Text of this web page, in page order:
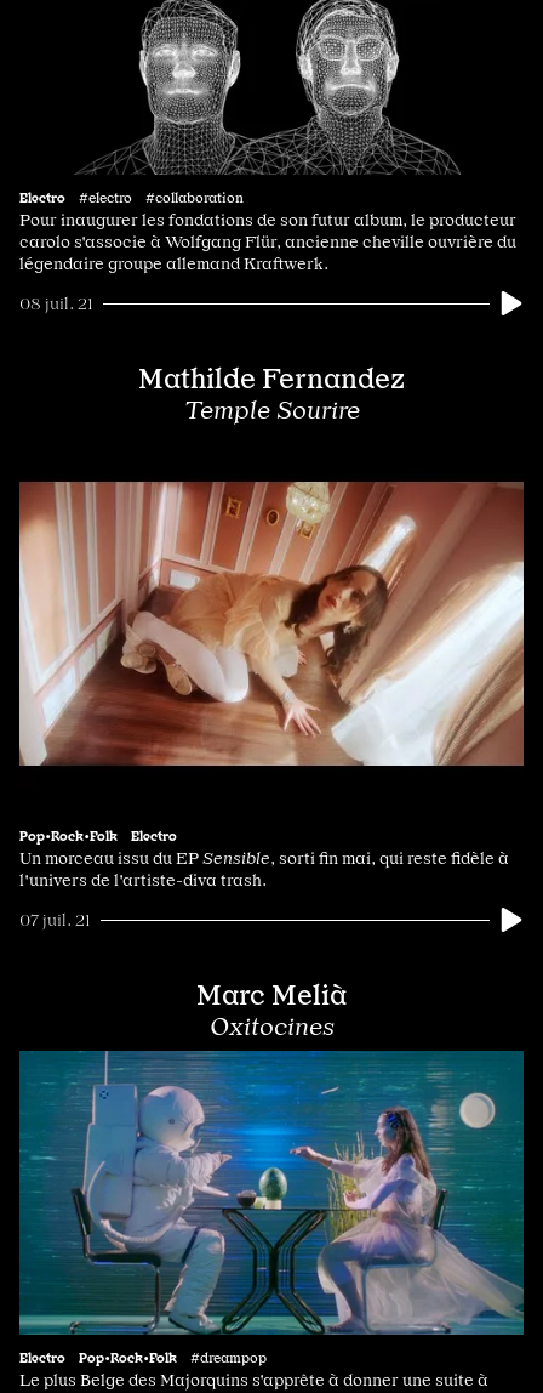
Electro #electro #collaboration
Pour inaugurer les fondations de son futur album, le producteur
carolo s'associe à Wolfgang Flür, ancienne cheville ouvrière du
légendaire groupe allemand Kraftwerk.
08 juil. 21
Mathilde Fernandez
Temple Sourire
Pop•Rock•Folk Electro
Un morceau issu du EPSensible, sorti fin mai, qui reste fidèle à
l'univers de l'artiste-diva trash.
07 juil. 21
Marc Melià
Oxitocines
Electro Pop•Rock•Folk #dreampop
Le plus Belge des Majorquins s'apprête à donner une suite à